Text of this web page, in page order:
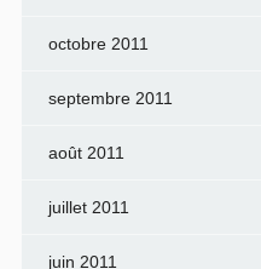
octobre 2011
septembre 2011
août 2011
juillet 2011
juin 2011